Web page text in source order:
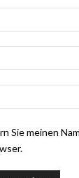
Sie meinen